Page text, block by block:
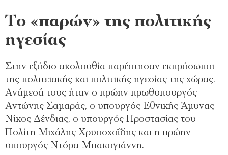
Το «παρών» της πολιτικής
ηγεσίας
Στην εξόδιο ακολουθία παρέστησαν εκπρόσωποι
της πολιτειακής και πολιτικής ηγεσίας της χώρας.
Ανάμεσά τους ήταν ο πρώην πρωθυπουργός
Αντώνης Σαμαράς, ο υπουργός Εθνικής Άμυνας
Νίκος Δένδιας, ο υπουργός Προστασίας του
Πολίτη Μιχάλης Χρυσοχοΐδης και η πρώην
υπουργός Ντόρα Μπακογιάννη.